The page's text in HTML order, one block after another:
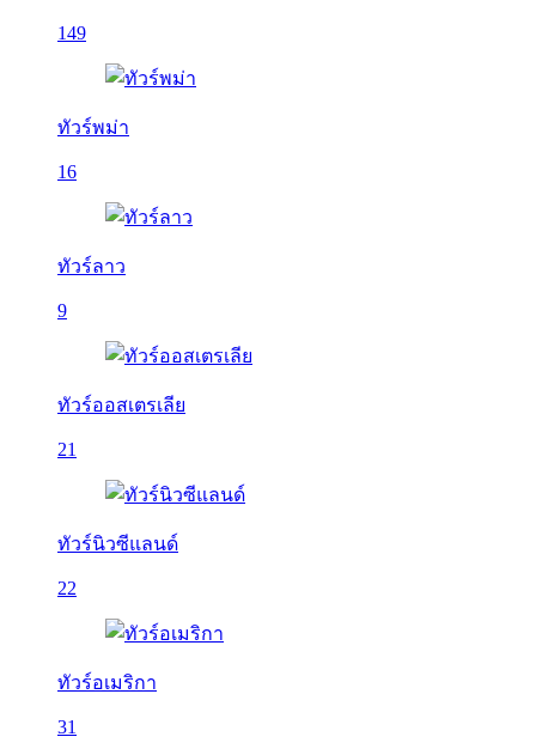
149
ทัวร์พม่า
16
ทัวร์ลาว
9
ทัวร์ออสเตรเลีย
21
ทัวร์นิวซีแลนด์
22
ทัวร์อเมริกา
31